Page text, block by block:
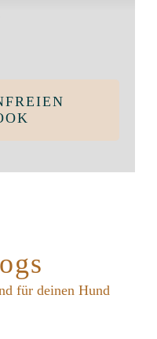
für deinen Hund